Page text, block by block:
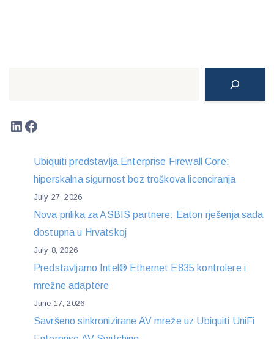
LinkedIn
Facebook
Ubiquiti predstavlja Enterprise Firewall Core:
hiperskalna sigurnost bez troškova licenciranja
July 27, 2026
Nova prilika za ASBIS partnere: Eaton rješenja sada
dostupna u Hrvatskoj
July 8, 2026
Predstavljamo Intel® Ethernet E835 kontrolere i
mrežne adaptere
June 17, 2026
Savršeno sinkronizirane AV mreže uz Ubiquiti UniFi